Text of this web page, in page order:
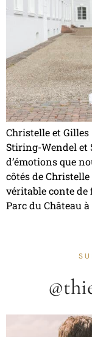
Christelle et
Stiring-Wendel et
d’émotions que
côtés de
véritable conte de
Parc du Château